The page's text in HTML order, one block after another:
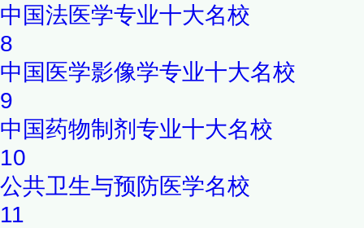
中国法医学专业十大名校
8
中国医学影像学专业十大名校
9
中国药物制剂专业十大名校
10
公共卫生与预防医学名校
11